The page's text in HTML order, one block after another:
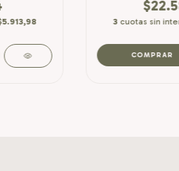
3 cuotas sin
COMPRAR